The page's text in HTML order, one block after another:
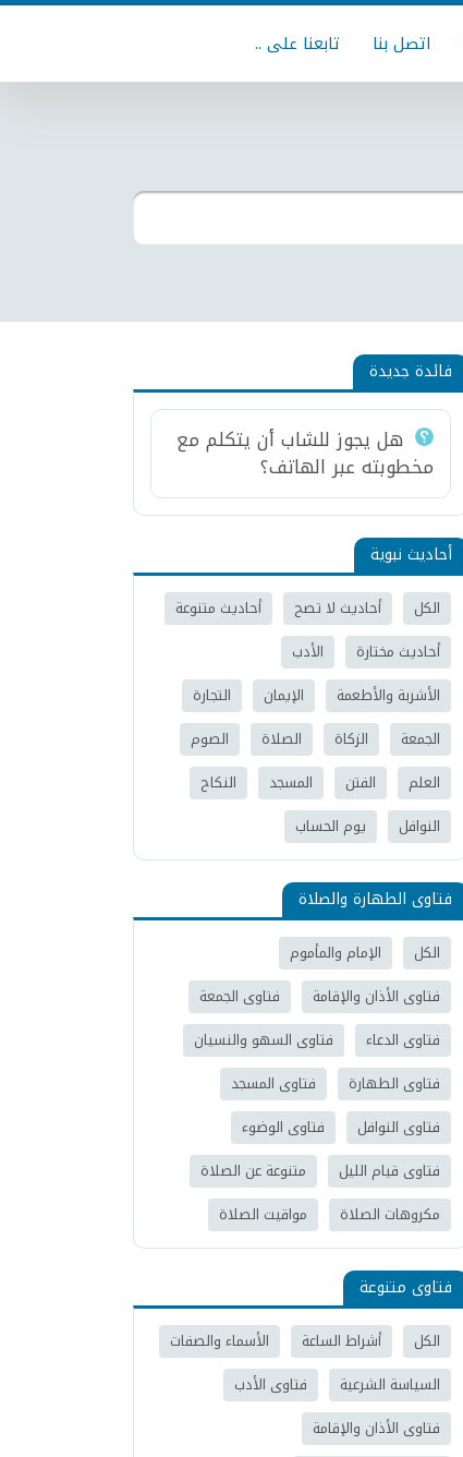
اتصل بنا تابعنا على ..
فائدة جديدة
هل يجوز للشاب أن يتكلم مع
مخطوبته عبر الهاتف؟
أحاديث نبوية
الكل أحاديث لا تصح
أحاديث متنوعة
أحاديث مختارة
الأدب
الأشربة والأطعمة
الإيمان
التجارة
الجمعة
الزكاة الصلاة
الصوم
العلم
الفتن المسجد
النكاح
النوافل
يوم الحساب
فتاوى الطهارة والصلاة
الكل
الإمام والمأموم
فتاوى الأذان والإقامة
فتاوى الجمعة
فتاوى الدعاء
فتاوى السهو والنسيان
فتاوى الطهارة
فتاوى المسجد
فتاوى النوافل
فتاوى الوضوء
فتاوى قيام الليل
متنوعة عن الصلاة
مكروهات الصلاة
مواقيت الصلاة
فتاوى متنوعة
الكل أشراط الساعة
الأسماء والصفات
السياسة الشرعية
فتاوى الأدب
فتاوى الأذان والإقامة